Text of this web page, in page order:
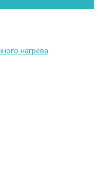
нагрева